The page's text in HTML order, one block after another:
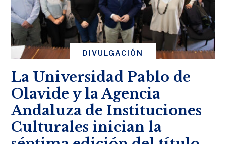
DIVULGACIÓN
La Universidad Pablo de
Olavide y la Agencia
Andaluza de Instituciones
Culturales inician la